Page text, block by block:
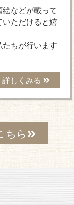
などが載って
ただけると嬉
ちが行います
詳しくみる
ちら